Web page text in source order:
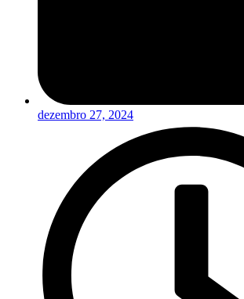
dezembro 27, 2024